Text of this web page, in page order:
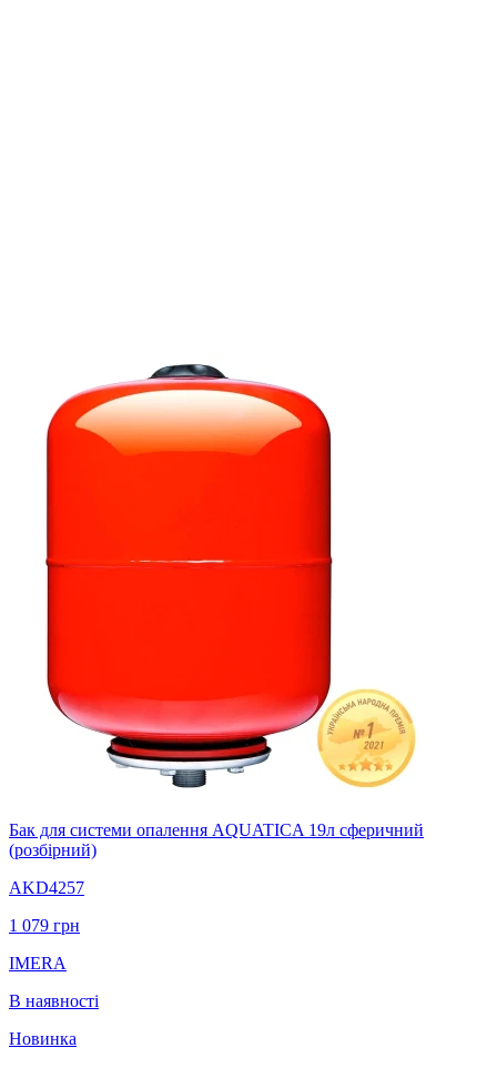
Бак для системи опалення AQUATICA 19л сферичний
(розбiрний)
AKD4257
1 079 грн
IMERA
В наявності
Новинка